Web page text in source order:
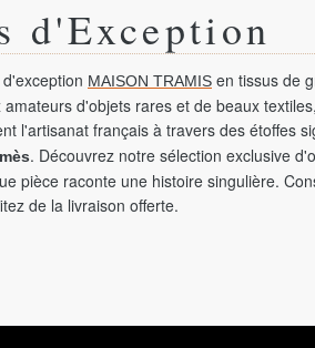
d'Exception
MAISON TRAMIS en tissus de
d'objets rares et de beaux
l'artisanat français à travers des étoffes
. Découvrez notre sélection exclusive
pièce raconte une histoire singulière.
de la livraison offerte.